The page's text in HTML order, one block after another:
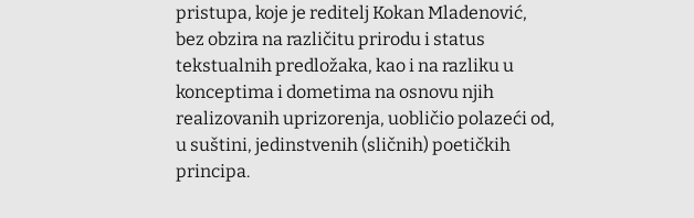
pristupa, koje je reditelj Kokan Mladenović,
bez obzira na različitu prirodu i status
tekstualnih predložaka, kao i na razliku u
konceptima i dometima na osnovu njih
realizovanih uprizorenja, uobličio polazeći od,
u suštini, jedinstvenih (sličnih) poetičkih
principa.